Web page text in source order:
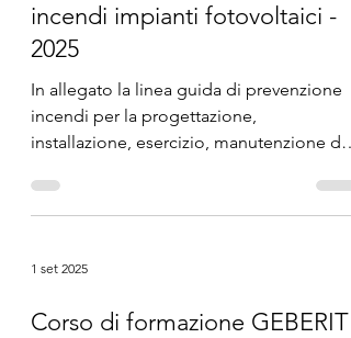
incendi impianti fotovoltaici -
2025
In allegato la linea guida di prevenzione
incendi per la progettazione,
installazione, esercizio, manutenzione di
1 set 2025
Corso di formazione GEBERIT